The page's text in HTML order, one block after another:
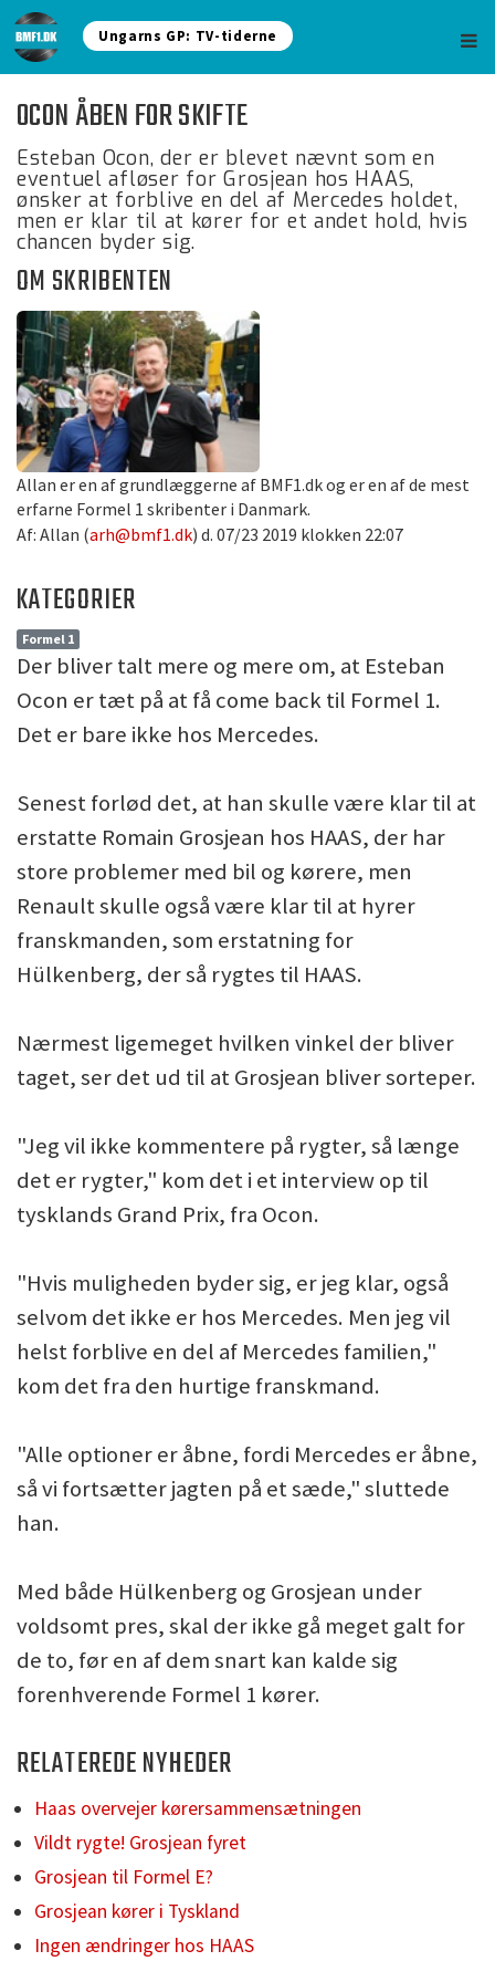
Ungarns GP: TV-tiderne
OCON ÅBEN FOR SKIFTE
Esteban Ocon, der er blevet nævnt som en
eventuel afløser for Grosjean hos HAAS,
ønsker at forblive en del af Mercedes holdet,
men er klar til at kører for et andet hold, hvis
chancen byder sig.
OM SKRIBENTEN
Allan er en af grundlæggerne af BMF1.dk og er en af de mest
erfarne Formel 1 skribenter i Danmark.
Af: Allan (arh@bmf1.dk) d. 07/23 2019 klokken 22:07
KATEGORIER
Formel 1
Der bliver talt mere og mere om, at Esteban
Ocon er tæt på at få come back til Formel 1.
Det er bare ikke hos Mercedes.
Senest forlød det, at han skulle være klar til at
erstatte Romain Grosjean hos HAAS, der har
store problemer med bil og kørere, men
Renault skulle også være klar til at hyrer
franskmanden, som erstatning for
Hülkenberg, der så rygtes til HAAS.
Nærmest ligemeget hvilken vinkel der bliver
taget, ser det ud til at Grosjean bliver sorteper.
"Jeg vil ikke kommentere på rygter, så længe
det er rygter," kom det i et interview op til
tysklands Grand Prix, fra Ocon.
"Hvis muligheden byder sig, er jeg klar, også
selvom det ikke er hos Mercedes. Men jeg vil
helst forblive en del af Mercedes familien,"
kom det fra den hurtige franskmand.
"Alle optioner er åbne, fordi Mercedes er åbne,
så vi fortsætter jagten på et sæde," sluttede
han.
Med både Hülkenberg og Grosjean under
voldsomt pres, skal der ikke gå meget galt for
de to, før en af dem snart kan kalde sig
forenhverende Formel 1 kører.
RELATEREDE NYHEDER
Haas overvejer kørersammensætningen
Vildt rygte! Grosjean fyret
Grosjean til Formel E?
Grosjean kører i Tyskland
Ingen ændringer hos HAAS